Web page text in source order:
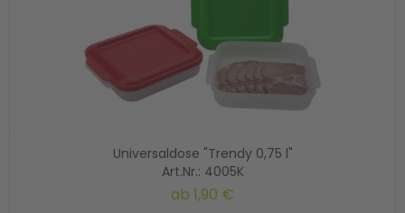
Universaldose "Trendy 0,75 l"
Art.Nr.: 4005K
ab 1,90 €